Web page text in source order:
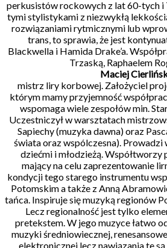
perkusistów rockowych z lat 60-tych i
tymi stylistykami z niezwykłą
rozwiązaniami rytmicznymi lub
trans, to sprawia, że jest
Blackwella i Hamida Drake’a.
Trzaską, Raphaelem
Maciej
mistrz liry korbowej. Założyciel
którym mamy przyjemność
wspomaga wiele zespołów min.
Uczestniczył w warsztatach
Sapiechy (muzyka dawna) oraz
świata oraz wspólczesna). Prowadzi
dziećmi i młodzieżą.
mający na celu zaprezentowanie
kondycji tego starego instrumentu
Potomskim a także z Anną
tańca. Inspiruje się muzyką regionów
Lecz regionalność jest tylko
pretekstem. W jego muzyce łatwo
muzyki średniowiecznej,
elektronicznej lecz nawiązania te